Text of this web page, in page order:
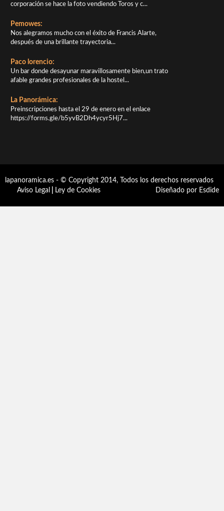
corporación se hace la foto vendiendo Toros y c...
Pemowes:
Nos alegramos mucho con el éxito de Francis Alarte,
después de una brillante trayectoria...
Paco lorencio:
Un bar donde desayunar maravillosamente bien,un trato
afable grandes profesionales de la hostel...
La Panorámica:
Preinscripciones hasta el 29 de enero en el enlace
https://forms.gle/b5yvB2Dh4ycyr5Hj7...
lapanoramica.es - © Copyright 2014, Todos los derechos reservados
Aviso Legal
Ley de Cookies Diseñado por Esdide